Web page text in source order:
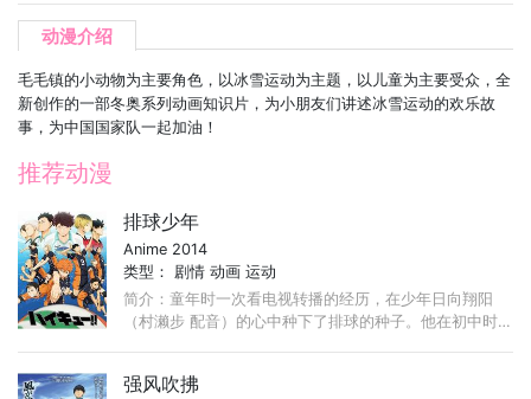
动漫介绍
毛毛镇的小动物为主要角色，以冰雪运动为主题，以儿童为主要受众，全
新创作的一部冬奥系列动画知识片，为小朋友们讲述冰雪运动的欢乐故
事，为中国国家队一起加油！
推荐动漫
排球少年
Anime 2014
类型： 剧情 动画 运动
简介：童年时一次看电视转播的经历，在少年日向翔阳
（村濑步 配音）的心中种下了排球的种子。他在初中时
强风吹拂